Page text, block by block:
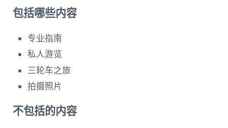
包括哪些内容
专业指南
私人游览
三轮车之旅
拍摄照片
不包括的内容